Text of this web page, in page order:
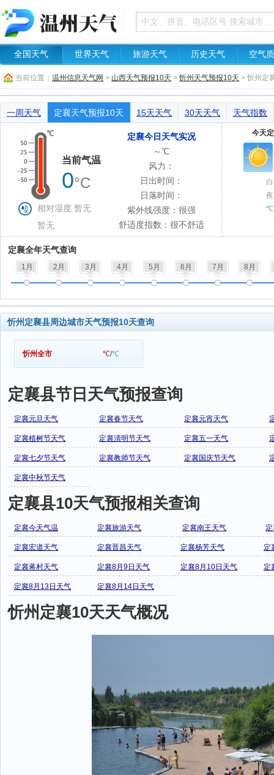
全国天气 世界天气 旅游天气 历史天气 空气
当前位置： 温州信息天气网 > 山西天气预报10天 >忻州天气预报10天 > 忻州定
一周天气 定襄天气预报10天 15天天气 30天天气 天气指数
当前气温
0°C
相对湿度 暂无
暂无
定襄今日天气实况
～℃
风力：
日出时间：
日落时间：
紫外线强度：很强
舒适度指数：很不舒适
今天
℃
定襄全年天气查询
1月 2月 3月 4月 5月 6月 7月 8月
忻州定襄县周边城市天气预报10天查询
忻州全市 ℃/℃
定襄县节日天气预报查询
定襄元旦天气 定襄春节天气 定襄元宵天气
定襄植树节天气 定襄清明节天气 定襄五一天气
定襄七夕节天气 定襄教师节天气 定襄国庆节天气
定襄中秋节天气
定襄县10天气预报相关查询
定襄今天气温 定襄旅游天气 定襄南王天气
定襄宏道天气 定襄晋昌天气 定襄杨芳天气 定
定襄蒋村天气 定襄8月9日天气 定襄8月10日天气 定
定襄8月13日天气 定襄8月14日天气
忻州定襄10天天气概况